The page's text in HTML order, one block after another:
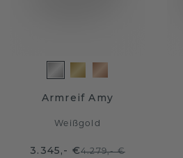
Armreif Amy
Weißgold
3.345,- €4.279,- €